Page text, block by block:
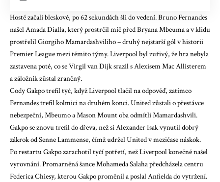
Hosté začali bleskově, po 62 sekundách šli do vedení. Bruno Fernandes
našel Amada Dialla, který prostrčil míč před Bryana Mbeuma a v klidu
prostřelil Giorgiho Mamardashviliho – druhý nejstarší gól v historii
Premier League mezi těmito týmy. Liverpool byl zuřivý, že hra nebyla
zastavena poté, co se Virgil van Dijk srazil s Alexisem Mac Allisterem
a záložník zůstal zraněný.
Cody Gakpo trefil tyč, když Liverpool tlačil na odpověď, zatímco
Fernandes trefil kolmici na druhém konci. United zůstali o přestávce
nebezpeční, Mbeumo a Mason Mount oba odmítli Mamardashvili.
Gakpo se znovu trefil do dřeva, než si Alexander Isak vynutil dobrý
zákrok od Senne Lammense, čímž udržel United v mezičase náskok.
Po restartu Gakpo zarachotil tyčí potřetí, než Liverpool konečně našel
vyrovnání. Promarněná šance Mohameda Salaha předcházela centru
Federica Chiesy, kterou Gakpo proměnil a poslal Anfielda do vytržení.